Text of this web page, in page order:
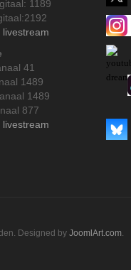
1189
41
1489
1489
877
Designed by JoomlArt.com